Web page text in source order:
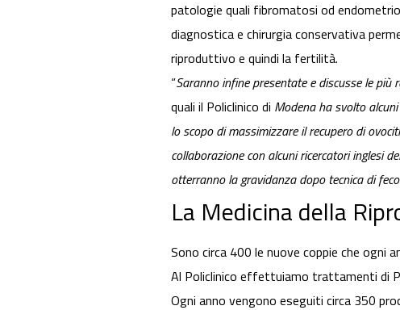
patologie quali fibromatosi od
diagnostica e chirurgia conservativa
riproduttivo e quindi la fertilità.
“Saranno infine presentate e discusse le più
quali il Policlinico di Modena ha svolto
lo scopo di massimizzare il recupero di
collaborazione con alcuni ricercatori inglesi
otterranno la gravidanza dopo tecnica di
La Medicina della
Sono circa 400 le nuove coppie che ogni
Al Policlinico effettuiamo trattamenti di
Ogni anno vengono eseguiti circa 350